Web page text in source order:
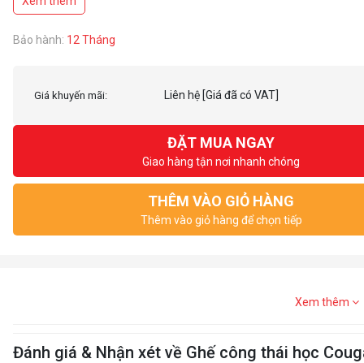
The build-up of heat and humidity from the body can be a sticky dilemma.
breathable mesh design allows air, body heat and water vapor to pass
Bảo hành: 12 Tháng
Giá khuyến mãi: Liên hệ [Giá đã có VAT]
ĐẶT MUA NGAY
Giao hàng tận nơi nhanh chóng
THÊM VÀO GIỎ HÀNG
Thêm vào giỏ hàng để chọn tiếp
Xem thêm
Đánh giá & Nhận xét về Ghế công thái học